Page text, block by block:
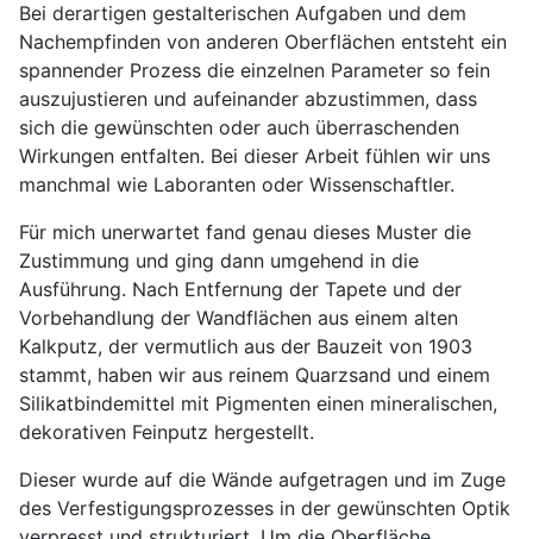
Bei derartigen gestalterischen Aufgaben und dem
Nachempfinden von anderen Oberflächen entsteht ein
spannender Prozess die einzelnen Parameter so fein
auszujustieren und aufeinander abzustimmen, dass
sich die gewünschten oder auch überraschenden
Wirkungen entfalten. Bei dieser Arbeit fühlen wir uns
manchmal wie Laboranten oder Wissenschaftler.
Für mich unerwartet fand genau dieses Muster die
Zustimmung und ging dann umgehend in die
Ausführung. Nach Entfernung der Tapete und der
Vorbehandlung der Wandflächen aus einem alten
Kalkputz, der vermutlich aus der Bauzeit von 1903
stammt, haben wir aus reinem Quarzsand und einem
Silikatbindemittel mit Pigmenten einen mineralischen,
dekorativen Feinputz hergestellt.
Dieser wurde auf die Wände aufgetragen und im Zuge
des Verfestigungsprozesses in der gewünschten Optik